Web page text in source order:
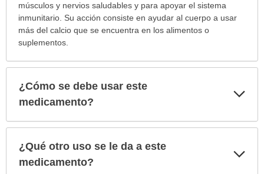
músculos y nervios saludables y para apoyar el sistema
inmunitario. Su acción consiste en ayudar al cuerpo a usar
más del calcio que se encuentra en los alimentos o
suplementos.
¿Cómo se debe usar este
medicamento?
¿Qué otro uso se le da a este
medicamento?